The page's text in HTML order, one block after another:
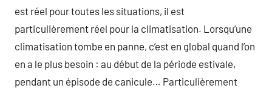
est réel pour toutes les situations, il est
particulièrement réel pour la climatisation. Lorsqu’une
climatisation tombe en panne, c’est en global quand l’on
en a le plus besoin : au début de la période estivale,
pendant un épisode de canicule… Particulièrement